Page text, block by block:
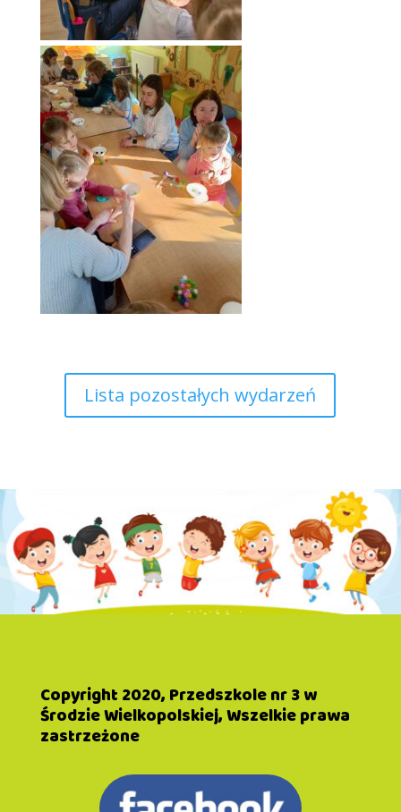
Lista pozostałych wydarzeń
Copyright 2020, Przedszkole nr 3 w
Środzie Wielkopolskiej, Wszelkie prawa
zastrzeżone